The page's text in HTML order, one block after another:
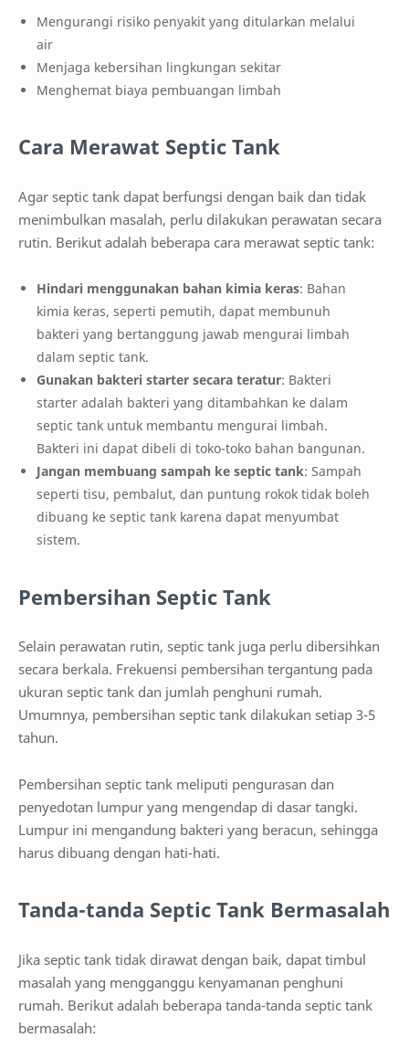
Mengurangi risiko penyakit yang ditularkan melalui
air
Menjaga kebersihan lingkungan sekitar
Menghemat biaya pembuangan limbah
Cara Merawat Septic Tank
Agar septic tank dapat berfungsi dengan baik dan tidak
menimbulkan masalah, perlu dilakukan perawatan secara
rutin. Berikut adalah beberapa cara merawat septic tank:
Hindari menggunakan bahan kimia keras: Bahan
kimia keras, seperti pemutih, dapat membunuh
bakteri yang bertanggung jawab mengurai limbah
dalam septic tank.
Gunakan bakteri starter secara teratur: Bakteri
starter adalah bakteri yang ditambahkan ke dalam
septic tank untuk membantu mengurai limbah.
Bakteri ini dapat dibeli di toko-toko bahan bangunan.
Jangan membuang sampah ke septic tank: Sampah
seperti tisu, pembalut, dan puntung rokok tidak boleh
dibuang ke septic tank karena dapat menyumbat
sistem.
Pembersihan Septic Tank
Selain perawatan rutin, septic tank juga perlu dibersihkan
secara berkala. Frekuensi pembersihan tergantung pada
ukuran septic tank dan jumlah penghuni rumah.
Umumnya, pembersihan septic tank dilakukan setiap 3-5
tahun.
Pembersihan septic tank meliputi pengurasan dan
penyedotan lumpur yang mengendap di dasar tangki.
Lumpur ini mengandung bakteri yang beracun, sehingga
harus dibuang dengan hati-hati.
Tanda-tanda Septic Tank Bermasalah
Jika septic tank tidak dirawat dengan baik, dapat timbul
masalah yang mengganggu kenyamanan penghuni
rumah. Berikut adalah beberapa tanda-tanda septic tank
bermasalah: